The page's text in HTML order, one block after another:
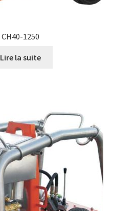
CH40-1250
Lire la suite